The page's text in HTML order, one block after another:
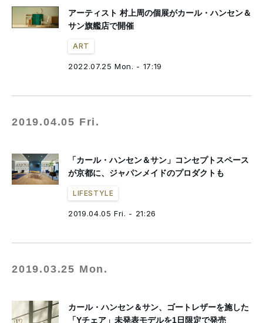
アーティスト 村上周の個展がカール・ハンセン＆
サン旗艦店で開催
ART
2022.07.25 Mon. - 17:19
2019.04.05 Fri.
「カール・ハンセン＆サン」コンセプトスペース
が京都に、ジャパンメイドのプロダクトも
LIFESTYLE
2019.04.05 Fri. - 21:26
2019.03.25 Mon.
カール・ハンセン＆サン、ゴートレザーを施した
「Yチェア」未発表モデルを1日限定で発売